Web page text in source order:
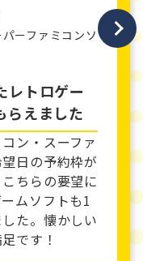
ーファミコンソ
レトロゲー
らえました
ン・スーファ
日の予約枠が
ちらの要望に
ムソフトも1
た。懐かしい
です！